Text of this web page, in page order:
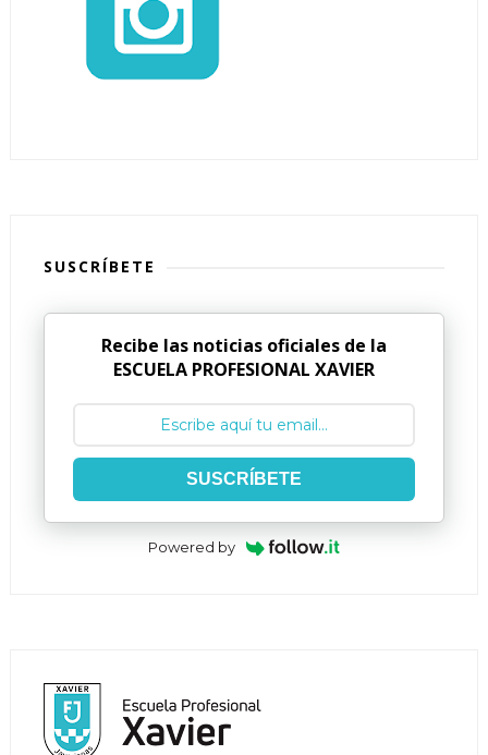
SUSCRÍBETE
Recibe las noticias oficiales de la
ESCUELA PROFESIONAL XAVIER
SUSCRÍBETE
Powered by